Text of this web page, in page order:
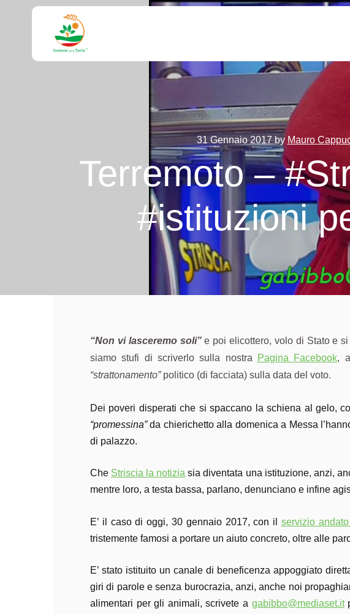
31 Gennaio 2017by Mauro
Terremoto –
#istituzioni
“Non vi lasceremo soli”e poi elicottero, volo di Stato e
siamo stufi di scriverlo sulla nostra
Pagina Facebook,
“strattonamento”politico (di facciata) sulla data del voto.
Dei poveri disperati che si spaccano la schiena al gelo,
“promessina”da chierichetto alla domenica a Messa
di palazzo.
Che Striscia la notizia sia diventata una istituzione, anzi,
mentre loro, a testa bassa, parlano, denunciano e infine
E’ il caso di oggi, 30 gennaio 2017, con il servizio
tristemente famosi a portare un aiuto concreto, oltre alle
E’ stato istituito un canale di beneficenza appoggiato
giri di parole e senza burocrazia, anzi, anche noi
alimentari per gli animali, scrivete a gabibbo@mediaset.it